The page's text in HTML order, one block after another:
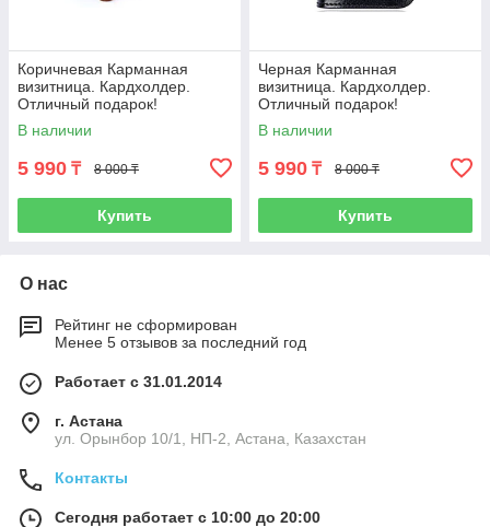
Коричневая Карманная
визитница. Кардхолдер.
Отличный подарок!
В наличии
5 990 ₸ 8 000 ₸
Купить
Черная Карманная
визитница. Кардхолдер.
Отличный подарок!
В наличии
5 990 ₸ 8 000 ₸
Купить
О нас
Рейтинг не сформирован
Менее 5 отзывов за последний год
Работает с 31.01.2014
г. Астана
ул. Орынбор 10/1, НП-2, Астана, Казахстан
Контакты
Сегодня работает с 10:00 до 20:00